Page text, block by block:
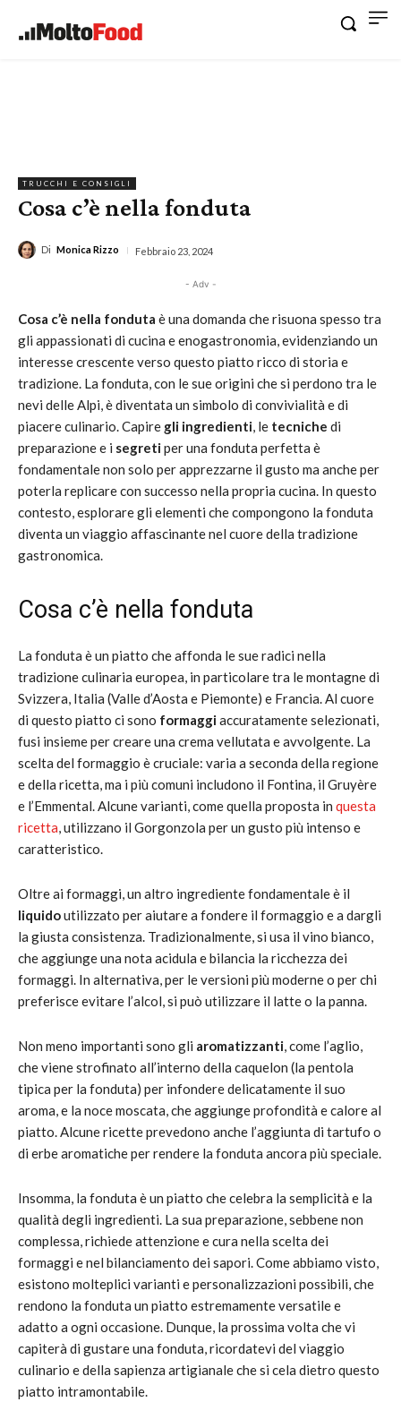
TRUCCHI E CONSIGLI
Cosa c’è nella fonduta
Di Monica Rizzo Febbraio 23, 2024
- Adv -
Cosa c’è nella fonduta è una domanda che risuona spesso tra
gli appassionati di cucina e enogastronomia, evidenziando un
interesse crescente verso questo piatto ricco di storia e
tradizione. La fonduta, con le sue origini che si perdono tra le
nevi delle Alpi, è diventata un simbolo di convivialità e di
piacere culinario. Capire gli ingredienti, le tecniche di
preparazione e i segretiper una fonduta perfetta è
fondamentale non solo per apprezzarne il gusto ma anche per
poterla replicare con successo nella propria cucina. In questo
contesto, esplorare gli elementi che compongono la fonduta
diventa un viaggio affascinante nel cuore della tradizione
gastronomica.
Cosa c’è nella fonduta
La fonduta è un piatto che affonda le sue radici nella
tradizione culinaria europea, in particolare tra le montagne di
Svizzera, Italia (Valle d’Aosta e Piemonte) e Francia. Al cuore
di questo piatto ci sono formaggiaccuratamente selezionati,
fusi insieme per creare una crema vellutata e avvolgente. La
scelta del formaggio è cruciale: varia a seconda della regione
e della ricetta, ma i più comuni includono il Fontina, il Gruyère
e l’Emmental. Alcune varianti, come quella proposta in questa
ricetta, utilizzano il Gorgonzola per un gusto più intenso e
caratteristico.
Oltre ai formaggi, un altro ingrediente fondamentale è il
liquidoutilizzato per aiutare a fondere il formaggio e a dargli
la giusta consistenza. Tradizionalmente, si usa il vino bianco,
che aggiunge una nota acidula e bilancia la ricchezza dei
formaggi. In alternativa, per le versioni più moderne o per chi
preferisce evitare l’alcol, si può utilizzare il latte o la panna.
Non meno importanti sono gli aromatizzanti, come l’aglio,
che viene strofinato all’interno della caquelon (la pentola
tipica per la fonduta) per infondere delicatamente il suo
aroma, e la noce moscata, che aggiunge profondità e calore al
piatto. Alcune ricette prevedono anche l’aggiunta di tartufo o
di erbe aromatiche per rendere la fonduta ancora più speciale.
Insomma, la fonduta è un piatto che celebra la semplicità e la
qualità degli ingredienti. La sua preparazione, sebbene non
complessa, richiede attenzione e cura nella scelta dei
formaggi e nel bilanciamento dei sapori. Come abbiamo visto,
esistono molteplici varianti e personalizzazioni possibili, che
rendono la fonduta un piatto estremamente versatile e
adatto a ogni occasione. Dunque, la prossima volta che vi
capiterà di gustare una fonduta, ricordatevi del viaggio
culinario e della sapienza artigianale che si cela dietro questo
piatto intramontabile.